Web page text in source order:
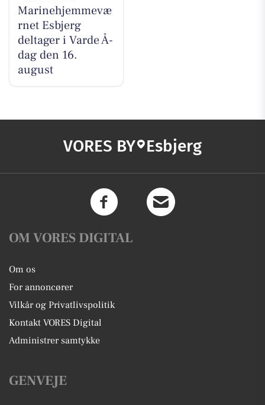
Marinehjemmevæ
rnet Esbjerg
deltager i Varde Å-
dag den 16.
august
VORES BY Esbjerg
OM VORES DIGITAL
Om os
For annoncører
Vilkår og Privatlivspolitik
Kontakt VORES Digital
Administrer samtykke
GENVEJE